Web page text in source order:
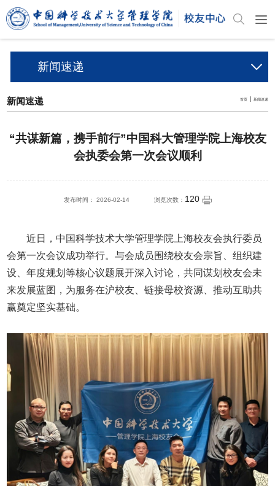
新闻速递
新闻速递 首页 新闻速递
“共谋新篇，携手前行”中国科大管理学院上海校友
会执委会第一次会议顺利
发布时间： 2026-02-14 浏览次数： 120
近日，中国科学技术大学管理学院上海校友会执行委员
会第一次会议成功举行。与会成员围绕校友会宗旨、组织建
设、年度规划等核心议题展开深入讨论，共同谋划校友会未
来发展蓝图，为服务在沪校友、链接母校资源、推动互助共
赢奠定坚实基础。